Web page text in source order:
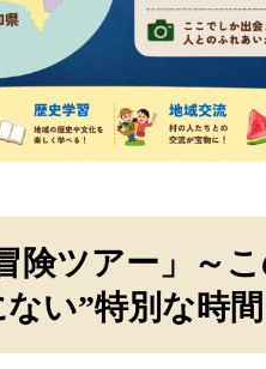
険ツアー」～
い”特別な時